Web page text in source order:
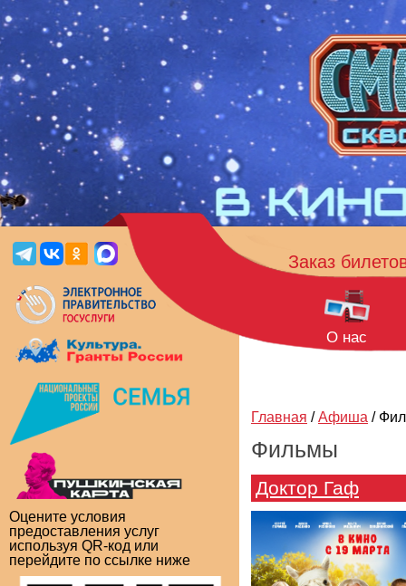
Оцените условия
предоставления услуг
используя QR-код или
перейдите по ссылке ниже
Заказ
О нас
Главная / Афиша /
Фильмы
Доктор Гаф